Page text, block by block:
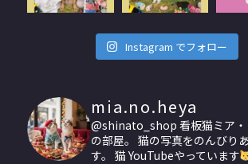
Instagram でフォロー
mia.no.heya
@shinato_shop 看板猫ミア
の部屋。 猫の写真をのんびり
す。 猫 YouTubeやっています